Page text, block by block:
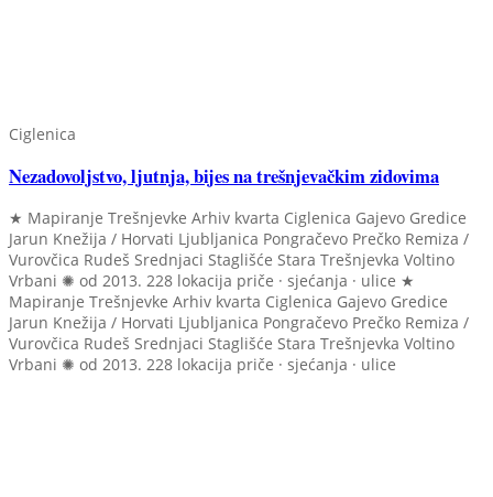
Ciglenica
Nezadovoljstvo, ljutnja, bijes na trešnjevačkim zidovima
★ Mapiranje Trešnjevke Arhiv kvarta Ciglenica Gajevo Gredice
Jarun Knežija / Horvati Ljubljanica Pongračevo Prečko Remiza /
Vurovčica Rudeš Srednjaci Staglišće Stara Trešnjevka Voltino
Vrbani ✺ od 2013. 228 lokacija priče · sjećanja · ulice ★
Mapiranje Trešnjevke Arhiv kvarta Ciglenica Gajevo Gredice
Jarun Knežija / Horvati Ljubljanica Pongračevo Prečko Remiza /
Vurovčica Rudeš Srednjaci Staglišće Stara Trešnjevka Voltino
Vrbani ✺ od 2013. 228 lokacija priče · sjećanja · ulice